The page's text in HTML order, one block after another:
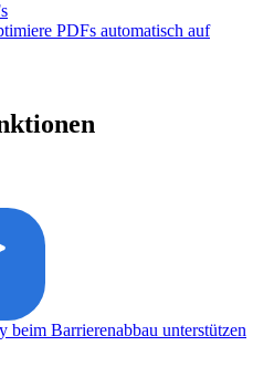
PDFs automatisch auf
beim Barrierenabbau unterstützen